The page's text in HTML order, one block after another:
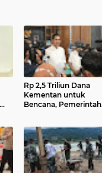
Rp 2,5 Triliun Dana
Kementan untuk
Bencana, Pemerintah